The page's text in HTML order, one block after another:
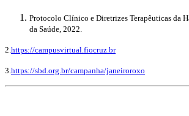
Protocolo Clínico e Diretrizes Terapêuticas da
da Saúde, 2022.
2. https://campusvirtual.fiocruz.br
3. https://sbd.org.br/campanha/janeiroroxo